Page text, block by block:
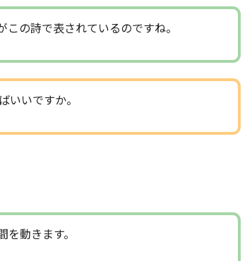
の詩で表されているのですね。
いいですか。
動きます。